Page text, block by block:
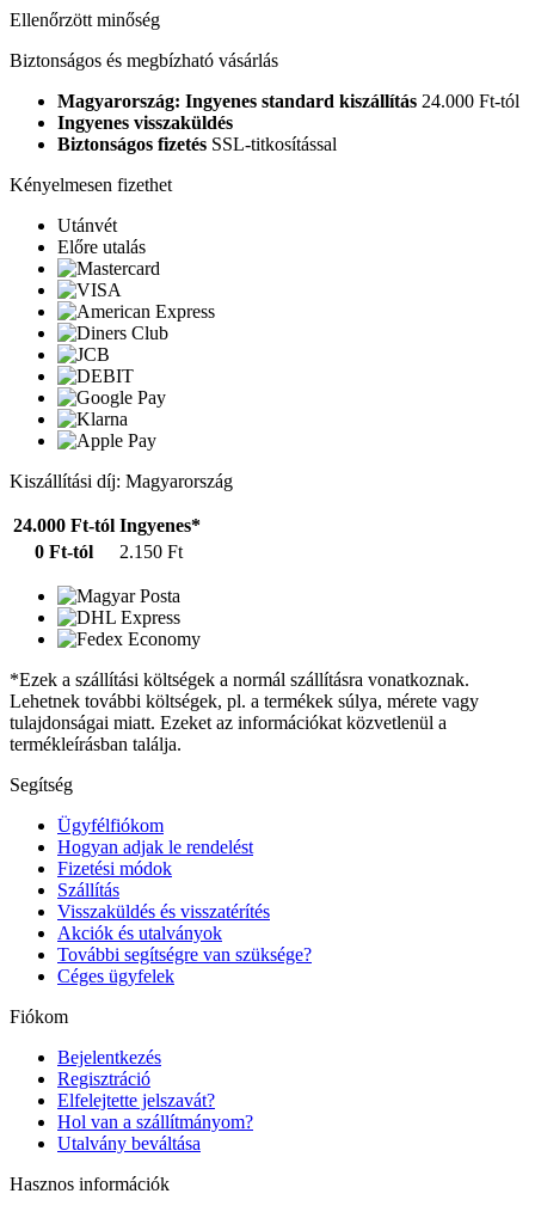
Ellenőrzött minőség
Biztonságos és megbízható vásárlás
Magyarország: Ingyenes standard kiszállítás 24.000 Ft-tól
Ingyenes visszaküldés
Biztonságos fizetés SSL-titkosítással
Kényelmesen fizethet
Utánvét
Előre utalás
Kiszállítási díj: Magyarország
24.000 Ft-tól Ingyenes*
0 Ft-tól
2.150 Ft
*Ezek a szállítási költségek a normál szállításra vonatkoznak.
Lehetnek további költségek, pl. a termékek súlya, mérete vagy
tulajdonságai miatt. Ezeket az információkat közvetlenül a
termékleírásban találja.
Segítség
Ügyfélfiókom
Hogyan adjak le rendelést
Fizetési módok
Szállítás
Visszaküldés és visszatérítés
Akciók és utalványok
További segítségre van szüksége?
Céges ügyfelek
Fiókom
Bejelentkezés
Regisztráció
Elfelejtette jelszavát?
Hol van a szállítmányom?
Utalvány beváltása
Hasznos információk